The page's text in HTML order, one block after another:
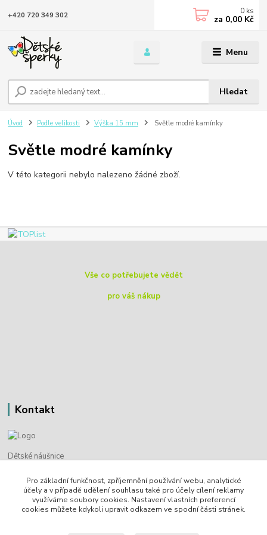
Menu
Hledat
+420 720 349 302 0 ks
za 0,00 Kč
Úvod Podle velikosti Výška 15 mm Světle modré kamínky
Světle modré kamínky
V této kategorii nebylo nalezeno žádné zboží.
Vše co potřebujete vědět
pro váš nákup
Kontakt
Dětské náušnice
Bohdan Blažek
+420 720 349 302
Pro základní funkčnost, zpříjemnění používání webu, analytické
účely a v případě udělení souhlasu také pro účely cílení reklamy
využíváme soubory cookies. Nastavení vlastních preferencí
cookies můžete kdykoli upravit odkazem ve spodní části stránek.